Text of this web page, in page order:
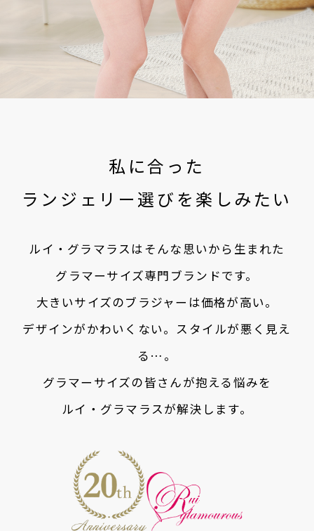
私に合った
ランジェリー選びを楽しみたい
ルイ・グラマラスはそんな思いから生まれた
グラマーサイズ専門ブランドです。
大きいサイズのブラジャーは価格が高い。
デザインがかわいくない。スタイルが悪く見え
る…。
グラマーサイズの皆さんが抱える悩みを
ルイ・グラマラスが解決します。